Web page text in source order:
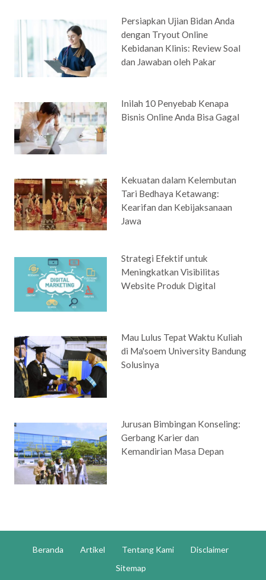
Persiapkan Ujian Bidan Anda
dengan Tryout Online
Kebidanan Klinis: Review Soal
dan Jawaban oleh Pakar
Inilah 10 Penyebab Kenapa
Bisnis Online Anda Bisa Gagal
Kekuatan dalam Kelembutan
Tari Bedhaya Ketawang:
Kearifan dan Kebijaksanaan
Jawa
Strategi Efektif untuk
Meningkatkan Visibilitas
Website Produk Digital
Mau Lulus Tepat Waktu Kuliah
di Ma'soem University Bandung
Solusinya
Jurusan Bimbingan Konseling:
Gerbang Karier dan
Kemandirian Masa Depan
Beranda Artikel Tentang Kami
Disclaimer
Sitemap